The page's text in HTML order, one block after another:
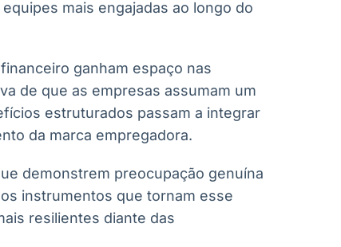
mais engajadas ao longo do
ganham espaço nas
de que as empresas assumam um
estruturados passam a integrar
da marca empregadora.
demonstrem preocupação genuína
instrumentos que tornam esse
resilientes diante das